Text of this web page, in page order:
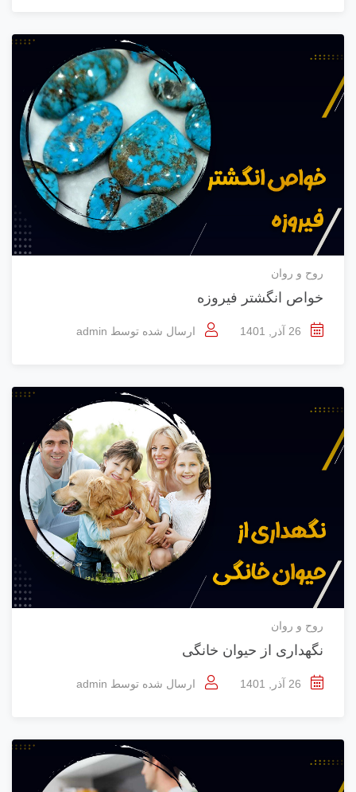
روح و روان
خواص انگشتر فیروزه
26 آذر, 1401 ارسال شده توسط admin
روح و روان
نگهداری از حیوان خانگی
26 آذر, 1401 ارسال شده توسط admin